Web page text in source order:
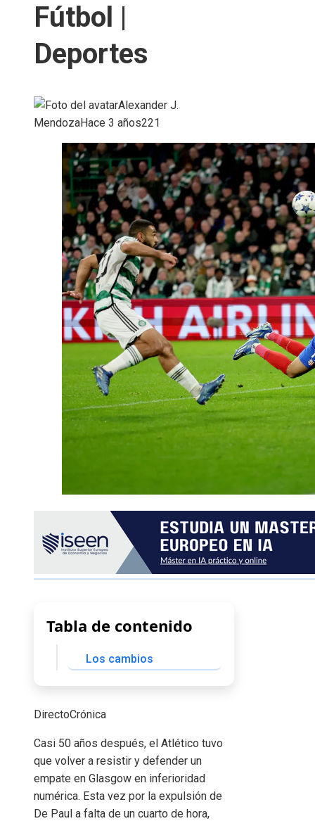
Fútbol |
Deportes
Alexander J.
MendozaHace 3 años221
Tabla de contenido
Los cambios
DirectoCrónica
Casi 50 años después, el Atlético tuvo
que volver a resistir y defender un
empate en Glasgow en inferioridad
numérica. Esta vez por la expulsión de
De Paul a falta de un cuarto de hora,